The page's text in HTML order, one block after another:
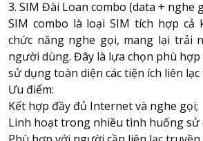
3. SIM Đài Loan combo (data + nghe
SIM combo là loại SIM tích hợp cả
chức năng nghe gọi, mang lại trải
người dùng. Đây là lựa chọn phù
sử dụng toàn diện các tiện ích liên
Ưu điểm:
Kết hợp đầy đủ Internet và nghe gọi;
Linh hoạt trong nhiều tình huống sử